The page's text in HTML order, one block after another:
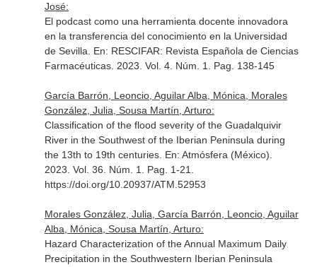
José:
El podcast como una herramienta docente innovadora
en la transferencia del conocimiento en la Universidad
de Sevilla. En: RESCIFAR: Revista Española de Ciencias
Farmacéuticas. 2023. Vol. 4. Núm. 1. Pag. 138-145
García Barrón, Leoncio, Aguilar Alba, Mónica, Morales
González, Julia, Sousa Martín, Arturo:
Classification of the flood severity of the Guadalquivir
River in the Southwest of the Iberian Peninsula during
the 13th to 19th centuries. En: Atmósfera (México)
2023. Vol. 36. Núm. 1. Pag. 1-21.
https://doi.org/10.20937/ATM.52953
Morales González, Julia, García Barrón, Leoncio, Aguilar
Alba, Mónica, Sousa Martín, Arturo:
Hazard Characterization of the Annual Maximum Daily
Precipitation in the Southwestern Iberian Peninsula